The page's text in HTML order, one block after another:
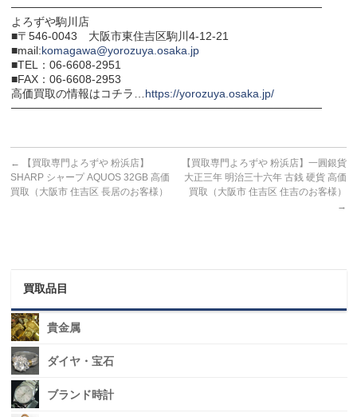
───────────────────────────────────────
よろずや駒川店
■〒546-0043 大阪市東住吉区駒川4-12-21
■mail:komagawa@yorozuya.osaka.jp
■TEL：06-6608-2951
■FAX：06-6608-2953
高価買取の情報はコチラ…https://yorozuya.osaka.jp/
───────────────────────────────────────
←
【買取専門よろずや 粉浜店】
SHARP シャープ AQUOS 32GB 高価
買取（大阪市 住吉区 長居のお客様）
【買取専門よろずや 粉浜店】一圓銀貨
大正三年 明治三十六年 古銭 硬貨 高価
買取（大阪市 住吉区 住吉のお客様）
→
買取品目
貴金属
ダイヤ・宝石
ブランド時計